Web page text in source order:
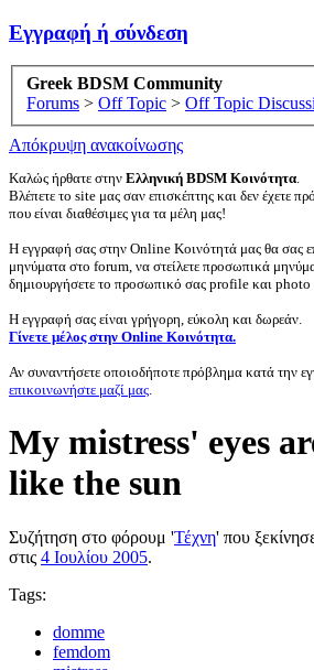
Εγγραφή ή σύνδεση
Greek BDSM Community
Forums > Off Topic > Off Topic
Απόκρυψη ανακοίνωσης
Καλώς ήρθατε στην Ελληνική BDSM Κοινότητα.
Βλέπετε το site μας σαν επισκέπτης και δεν έχετε
που είναι διαθέσιμες για τα μέλη μας!
Η εγγραφή σας στην Online Κοινότητά μας θα σας
μηνύματα στο forum, να στείλετε προσωπικά
δημιουργήσετε το προσωπικό σας profile και
Η εγγραφή σας είναι γρήγορη, εύκολη και δωρεάν.
Γίνετε μέλος στην Online Κοινότητα.
Αν συναντήσετε οποιοδήποτε πρόβλημα κατά την
επικοινωνήστε μαζί μας.
My mistress' eyes
like the sun
Συζήτηση στο φόρουμ 'Τέχνη' που
στις 4 Ιουλίου 2005.
Tags:
domme
femdom